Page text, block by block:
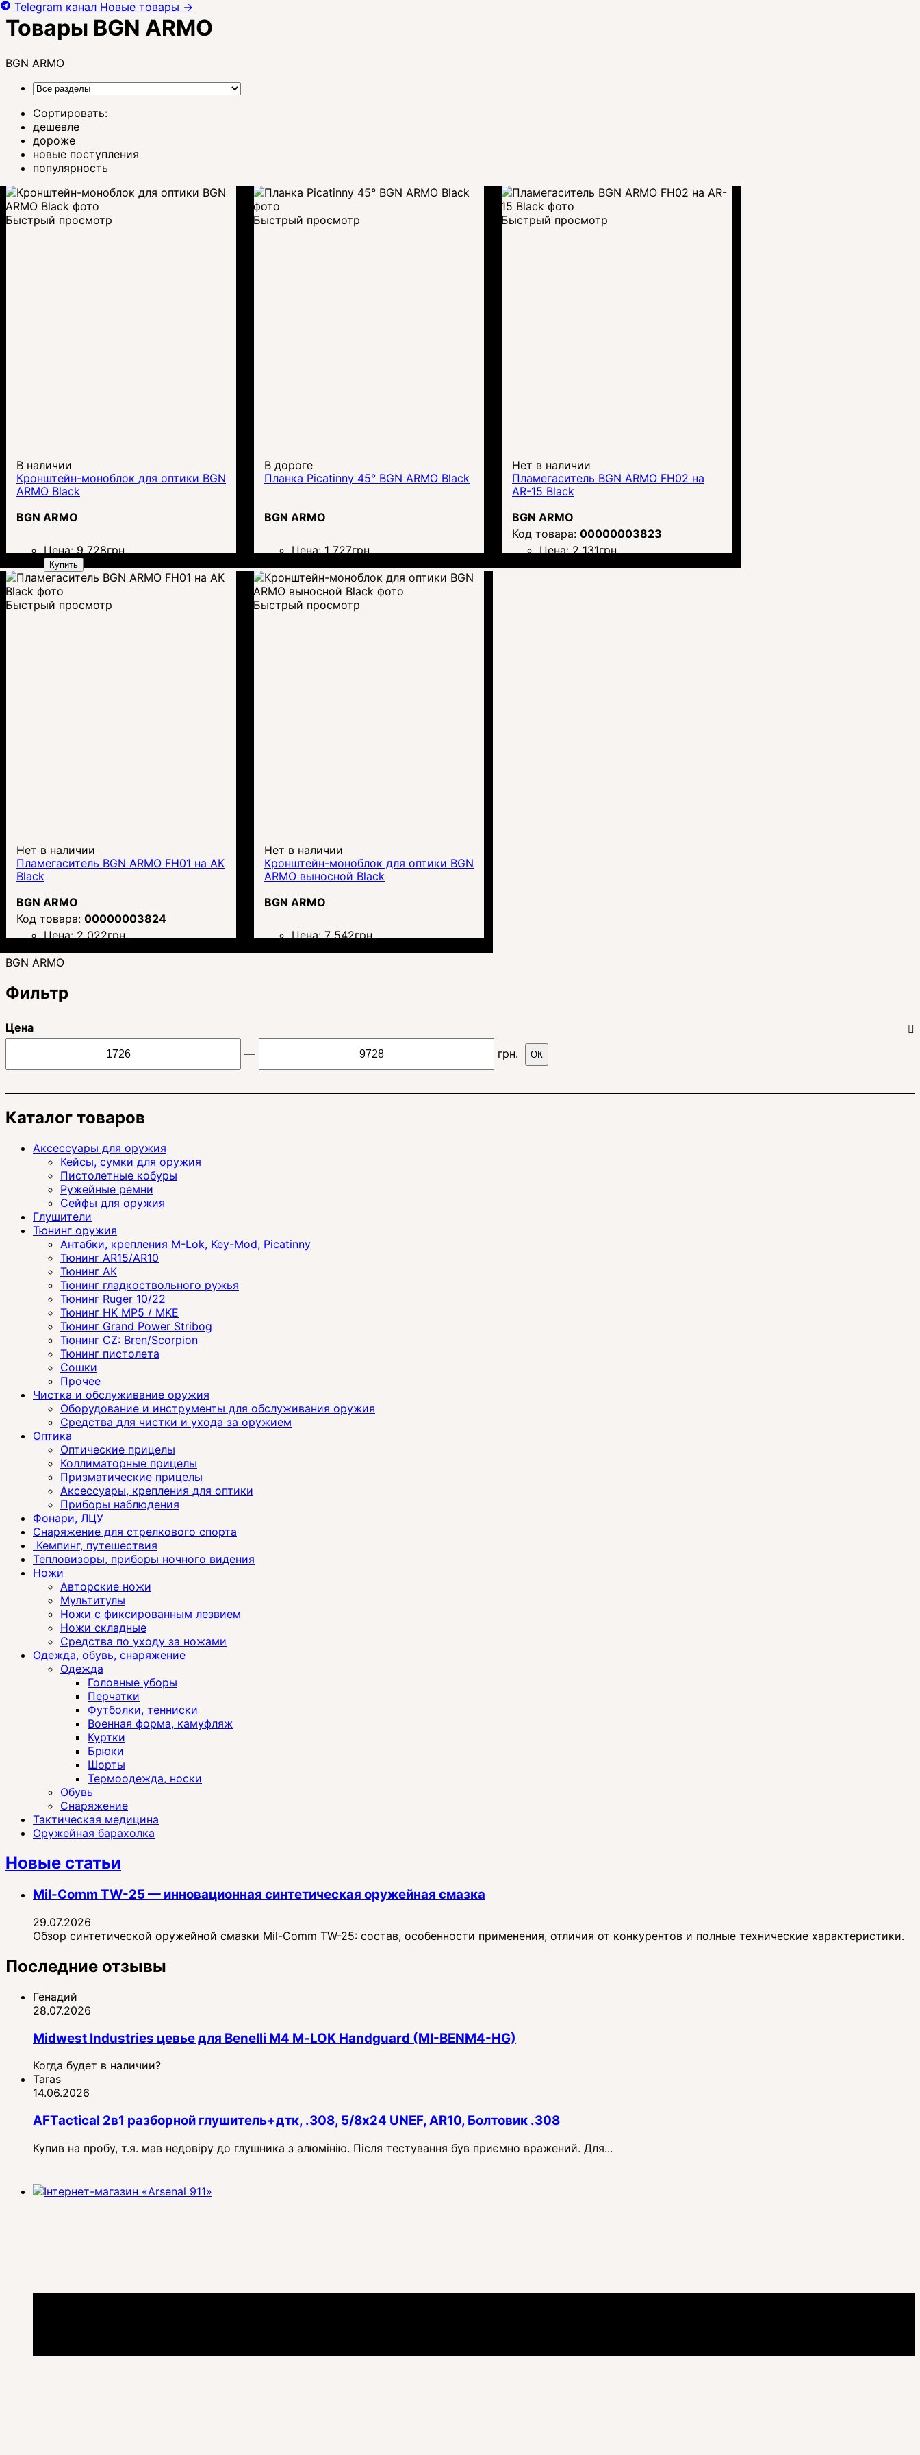
Товары BGN ARMO
BGN ARMO
Сортировать:
дешевле
дороже
новые поступления
популярность
Быстрый просмотр
В наличии
Кронштейн-моноблок для оптики BGN
ARMO Black
BGN ARMO
Цена: 9 728грн.
Купить
Быстрый просмотр
В дороге
Планка Picatinny 45° BGN ARMO Black
BGN ARMO
Цена: 1 727грн.
Быстрый просмотр
Нет в наличии
Пламегаситель BGN ARMO FH02 на
AR-15 Black
BGN ARMO
00000003823
Цена: 2 131грн.
Быстрый просмотр
Нет в наличии
Пламегаситель BGN ARMO FH01 на АК
Black
BGN ARMO
00000003824
Цена: 2 022грн.
Быстрый просмотр
Нет в наличии
Кронштейн-моноблок для оптики BGN
ARMO выносной Black
BGN ARMO
Цена: 7 542грн.
BGN ARMO
Фильтр
Цена
—
грн. ОК
Каталог товаров
Аксессуары для оружия
Кейсы, сумки для оружия
Пистолетные кобуры
Ружейные ремни
Сейфы для оружия
Глушители
Тюнинг оружия
Антабки, крепления M-Lok, Key-Mod, Picatinny
Тюнинг AR15/AR10
Тюнинг АК
Тюнинг гладкоствольного ружья
Тюнинг Ruger 10/22
Тюнинг HK MP5 / MKE
Тюнинг Grand Power Stribog
Тюнинг CZ: Bren/Scorpion
Тюнинг пистолета
Сошки
Прочее
Чистка и обслуживание оружия
Оборудование и инструменты для обслуживания оружия
Средства для чистки и ухода за оружием
Оптика
Оптические прицелы
Коллиматорные прицелы
Призматические прицелы
Аксессуары, крепления для оптики
Приборы наблюдения
Фонари, ЛЦУ
Снаряжение для стрелкового спорта
Кемпинг, путешествия
Тепловизоры, приборы ночного видения
Ножи
Авторские ножи
Мультитулы
Ножи с фиксированным лезвием
Ножи складные
Средства по уходу за ножами
Одежда, обувь, снаряжение
Одежда
Головные уборы
Перчатки
Футболки, тенниски
Военная форма, камуфляж
Куртки
Брюки
Шорты
Термоодежда, носки
Обувь
Снаряжение
Тактическая медицина
Оружейная барахолка
Новые статьи
Mil-Comm TW-25 — инновационная синтетическая оружейная смазка
29.07.2026
Обзор синтетической оружейной смазки Mil-Comm TW-25: состав, особенности применения, отличия от конкурентов и полные технические характеристики.
Последние отзывы
Генадий
28.07.2026
Midwest Industries цевье для Benelli M4 M‑LOK Handguard (MI-BENM4-HG)
Когда будет в наличии?
Taras
14.06.2026
AFTactical 2в1 разборной глушитель+дтк, .308, 5/8x24 UNEF, AR10, Болтовик .308
Купив на пробу, т.я. мав недовіру до глушника з алюмінію. Після тестування був приємно вражений. Для...
Telegram канал Новые товары →